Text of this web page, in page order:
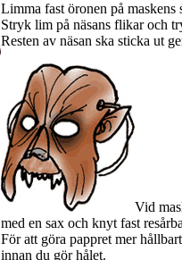
Limma fast öronen på maskens
Stryk lim på näsans flikar och
Resten av näsan ska sticka ut
Vid
med en sax och knyt fast
För att göra pappret mer
innan du gör hålet.